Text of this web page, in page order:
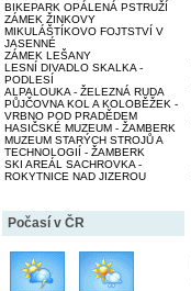
BIKEPARK OPÁLENÁ PSTRUŽÍ
ZÁMEK ŽINKOVY
MIKULÁŠTÍKOVO FOJTSTVÍ V
JASENNÉ
ZÁMEK LEŠANY
LESNÍ DIVADLO SKALKA -
PODLESÍ
ALPALOUKA - ŽELEZNÁ RUDA
PŮJČOVNA KOL A KOLOBĚŽEK -
VRBNO POD PRADĚDEM
HASIČSKÉ MUZEUM - ŽAMBERK
MUZEUM STARÝCH STROJŮ A
TECHNOLOGIÍ - ŽAMBERK
SKI AREÁL SACHROVKA -
ROKYTNICE NAD JIZEROU
Počasí v ČR